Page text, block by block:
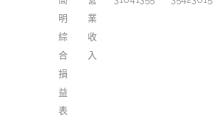
明
綜
合
損
益
表
業
收
入